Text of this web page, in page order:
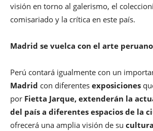
visión en torno al galerismo, el
comisariado y la crítica en este país.
Madrid se vuelca con el arte peruano
Perú contará igualmente con un
Madrid con diferentes exposiciones
por Fietta Jarque, extenderán la
del país a diferentes espacios de la
ofrecerá una amplia visión de su